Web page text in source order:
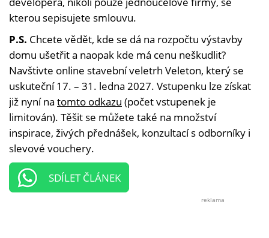
kterou sepisujete smlouvu.
P.S. Chcete vědět, kde se dá na rozpočtu výstavby
domu ušetřit a naopak kde má cenu neškudlit?
Navštivte online stavební veletrh Veleton, který se
uskuteční 17. – 31. ledna 2027. Vstupenku lze získat
již nyní na tomto odkazu (počet vstupenek je
limitován). Těšit se můžete také na množství
inspirace, živých přednášek, konzultací s odborníky i
slevové vouchery.
SDÍLET ČLÁNEK
reklama